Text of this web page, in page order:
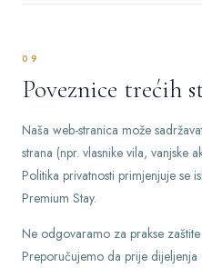
09
Poveznice trećih
Naša web-stranica može
strana (npr. vlasnike vila, vanjske
Politika privatnosti primjenjuje se
Premium Stay.
Ne odgovaramo za prakse
Preporučujemo da prije dijeljenja